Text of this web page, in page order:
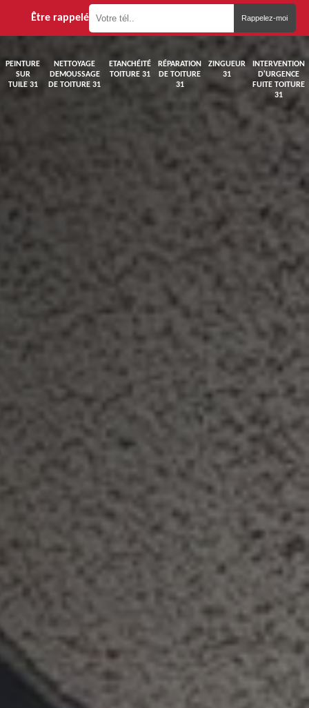
Être rappelé
PEINTURE
SUR
TUILE 31
NETTOYAGE
DEMOUSSAGE
DE TOITURE 31
ETANCHÉITÉ
TOITURE 31
RÉPARATION
DE TOITURE
31
ZINGUEUR
31
INTERVENTION
D'URGENCE
FUITE TOITURE
31